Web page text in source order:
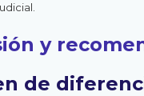
y
de